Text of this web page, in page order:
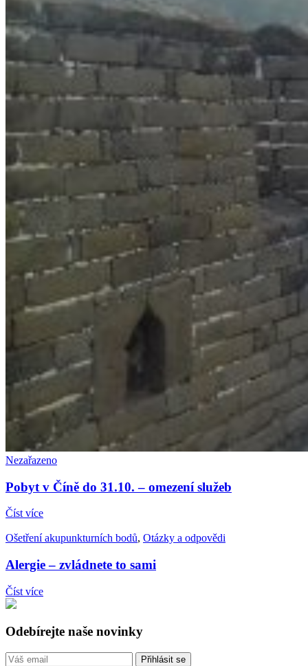
Nezařazeno
Pobyt v Číně do 31.10. – omezení služeb
Číst více
Ošetření akupunkturních bodů, Otázky a odpovědi
Alergie – zvládnete to sami
Číst více
Odebírejte naše novinky
Přihlásit se